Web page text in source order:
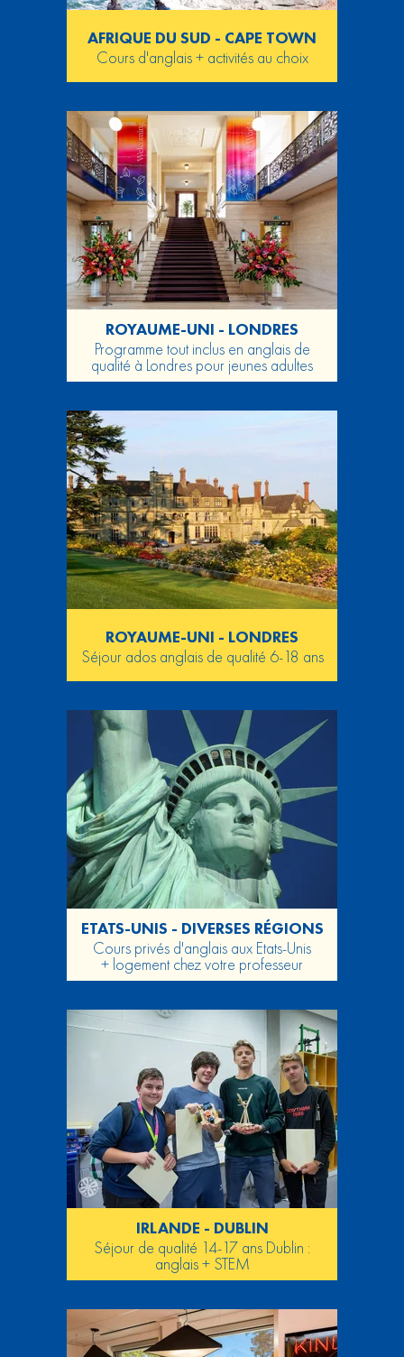
AFRIQUE DU SUD - CAPE TOWN
Cours d'anglais + activités au choix
ROYAUME-UNI - LONDRES
Programme tout inclus en anglais de
qualité à Londres pour jeunes adultes
ROYAUME-UNI - LONDRES
Séjour ados anglais de qualité 6-18 ans
ETATS-UNIS - DIVERSES RÉGIONS
Cours privés d'anglais aux Etats-Unis
+ logement chez votre professeur
IRLANDE - DUBLIN
Séjour de qualité 14-17 ans Dublin :
anglais + STEM